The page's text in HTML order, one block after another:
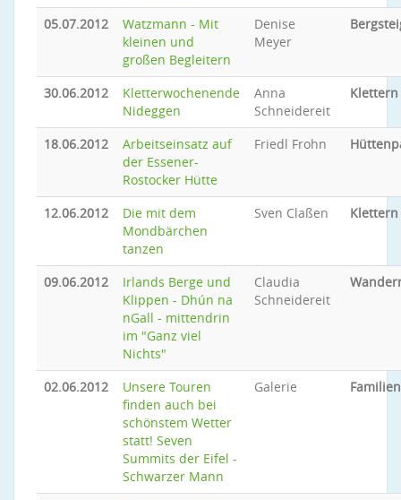
05.07.2012
Watzmann - Mit
kleinen und
großen Begleitern
Denise
Meyer
30.06.2012
Kletterwochenende
Nideggen
Anna
Schneidereit
Klettern
18.06.2012
Arbeitseinsatz auf
der Essener-
Rostocker Hütte
Friedl Frohn
12.06.2012
Die mit dem
Mondbärchen
tanzen
Sven Claßen Klettern
09.06.2012
Irlands Berge und
Klippen - Dhún na
nGall - mittendrin
im "Ganz viel
Nichts"
Claudia
Schneidereit
02.06.2012
Unsere Touren
finden auch bei
schönstem Wetter
statt! Seven
Summits der Eifel -
Schwarzer Mann
Galerie